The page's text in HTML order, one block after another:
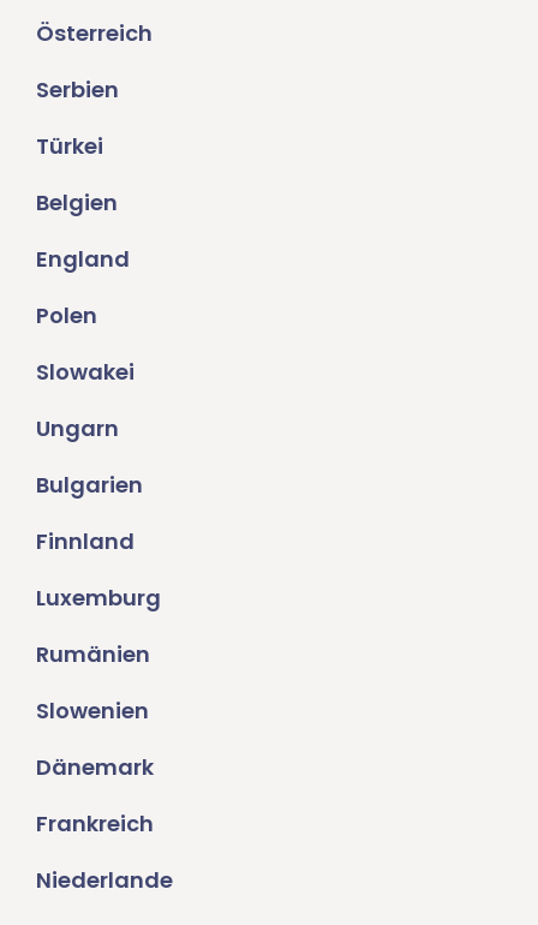
Österreich
Serbien
Türkei
Belgien
England
Polen
Slowakei
Ungarn
Bulgarien
Finnland
Luxemburg
Rumänien
Slowenien
Dänemark
Frankreich
Niederlande